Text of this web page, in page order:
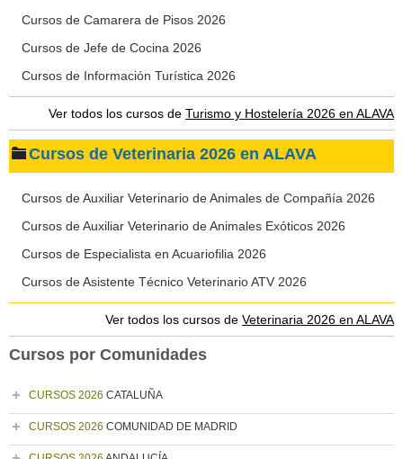
Cursos de Camarera de Pisos 2026
Cursos de Jefe de Cocina 2026
Cursos de Información Turística 2026
Ver todos los cursos de Turismo y Hostelería 2026 en ALAVA
Cursos de Veterinaria 2026 en ALAVA
Cursos de Auxiliar Veterinario de Animales de Compañía 2026
Cursos de Auxiliar Veterinario de Animales Exóticos 2026
Cursos de Especialista en Acuariofilia 2026
Cursos de Asistente Técnico Veterinario ATV 2026
Ver todos los cursos de Veterinaria 2026 en ALAVA
Cursos por Comunidades
CURSOS 2026 CATALUÑA
CURSOS 2026 COMUNIDAD DE MADRID